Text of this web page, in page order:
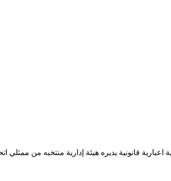
قانونية يديره هيئة إدارية منتخبه من ممثلي